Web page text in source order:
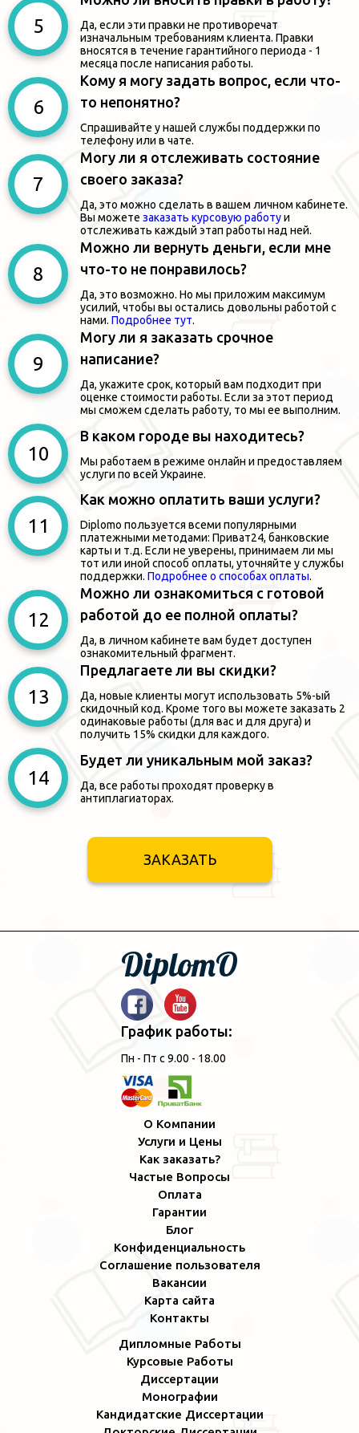
Да, если эти правки не противоречат
изначальным требованиям клиента. Правки
вносятся в течение гарантийного периода - 1
месяца после написания работы.
Кому я могу задать вопрос, если что-
то непонятно?
Спрашивайте у нашей службы поддержки по
телефону или в чате.
Могу ли я отслеживать состояние
своего заказа?
Да, это можно сделать в вашем личном кабинете.
Вы можете заказать курсовую работуи
отслеживать каждый этап работы над ней.
Можно ли вернуть деньги, если мне
что-то не понравилось?
Да, это возможно. Но мы приложим максимум
усилий, чтобы вы остались довольны работой с
нами. Подробнее тут.
Могу ли я заказать срочное
написание?
Да, укажите срок, который вам подходит при
оценке стоимости работы. Если за этот период
мы сможем сделать работу, то мы ее выполним.
В каком городе вы находитесь?
Мы работаем в режиме онлайн и предоставляем
услуги по всей Украине.
Как можно оплатить ваши услуги?
Diplomo пользуется всеми популярными
платежными методами: Приват24, банковские
карты и т.д. Если не уверены, принимаем ли мы
тот или иной способ оплаты, уточняйте у службы
поддержки. Подробнее о способах оплаты.
Можно ли ознакомиться с готовой
работой до ее полной оплаты?
Да, в личном кабинете вам будет доступен
ознакомительный фрагмент.
Предлагаете ли вы скидки?
Да, новые клиенты могут использовать 5%-ый
скидочный код. Кроме того вы можете заказать 2
одинаковые работы (для вас и для друга) и
получить 15% скидки для каждого.
Будет ли уникальным мой заказ?
Да, все работы проходят проверку в
антиплагиаторах.
ЗАКАЗАТЬ
DiplomO
График работы:
Пн - Пт с 9.00 - 18.00
О Компании
Услуги и Цены
Как заказать?
Частые Вопросы
Оплата
Гарантии
Блог
Конфиденциальность
Соглашение пользователя
Вакансии
Карта сайта
Контакты
Дипломные Работы
Курсовые Работы
Диссертации
Монографии
Кандидатские Диссертации